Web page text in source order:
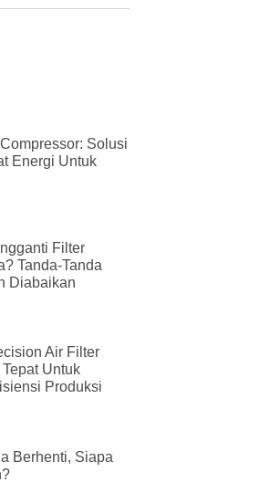
Solusi
Energi Untuk
Filter
Tanda-Tanda
Diabaikan
Air Filter
Untuk
Produksi
Berhenti, Siapa